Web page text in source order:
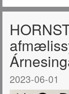
2023-06-01